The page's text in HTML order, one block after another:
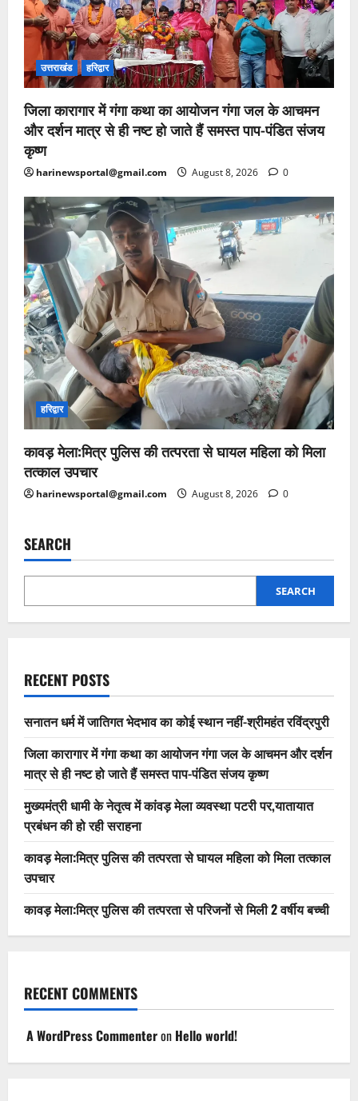
उत्तराखंड हरिद्वार
जिला कारागार में गंगा कथा का आयोजन गंगा जल के आचमन
और दर्शन मात्र से ही नष्ट हो जाते हैं समस्त पाप-पंडित संजय
कृष्ण
harinewsportal@gmail.com August 8, 2026 0
हरिद्वार
कावड़ मेला:मित्र पुलिस की तत्परता से घायल महिला को मिला
तत्काल उपचार
harinewsportal@gmail.com August 8, 2026 0
SEARCH
SEARCH
RECENT POSTS
सनातन धर्म में जातिगत भेदभाव का कोई स्थान नहीं-श्रीमहंत रविंद्रपुरी
जिला कारागार में गंगा कथा का आयोजन गंगा जल के आचमन और दर्शन
मात्र से ही नष्ट हो जाते हैं समस्त पाप-पंडित संजय कृष्ण
मुख्यमंत्री धामी के नेतृत्व में कांवड़ मेला व्यवस्था पटरी पर,यातायात
प्रबंधन की हो रही सराहना
कावड़ मेला:मित्र पुलिस की तत्परता से घायल महिला को मिला तत्काल
उपचार
कावड़ मेला:मित्र पुलिस की तत्परता से परिजनों से मिली 2 वर्षीय बच्ची
RECENT COMMENTS
A WordPress Commenteron Hello world!